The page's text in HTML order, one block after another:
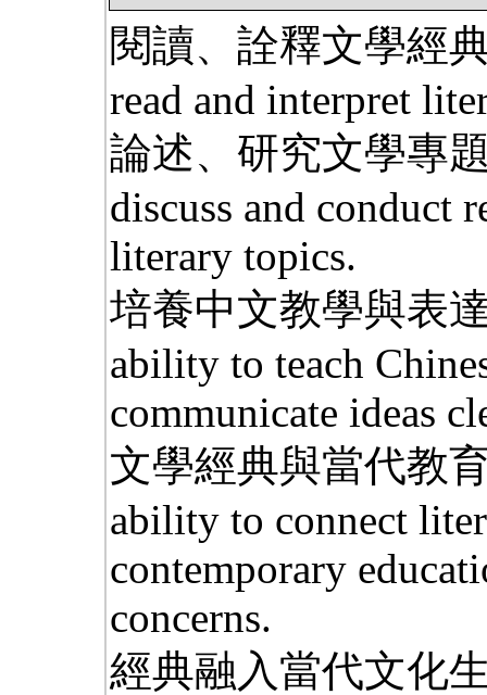
閱讀、詮釋文學經
read and interpret
論述、研究文學專
discuss and conduct
literary topics.
培養中文教學與表
ability to teach
communicate ideas
文學經典與當代教
ability to connect
contemporary
concerns.
經典融入當代文化